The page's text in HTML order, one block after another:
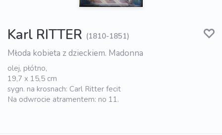
Karl RITTER (1810-1851)
Młoda kobieta z dzieckiem. Madonna
olej, płótno,
19,7 x 15,5 cm
sygn. na krosnach: Carl Ritter fecit
Na odwrocie atramentem: no 11.